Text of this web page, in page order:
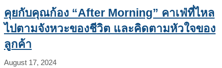
คุยกับคุณก้อง “After Morning” คาเฟ่ที่ไหล
ไปตามจังหวะของชีวิต และคิดตามหัวใจของ
ลูกค้า
August 17, 2024